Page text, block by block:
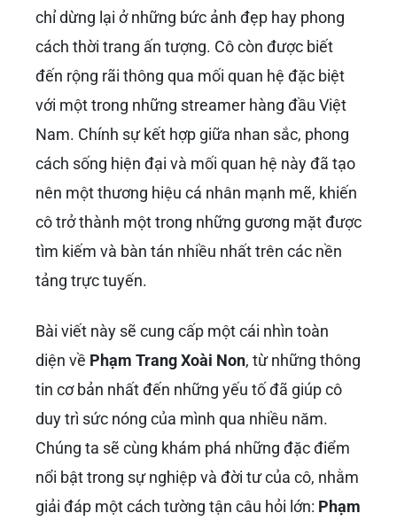
chỉ dừng lại ở những bức ảnh đẹp hay phong
cách thời trang ấn tượng. Cô còn được biết
đến rộng rãi thông qua mối quan hệ đặc biệt
với một trong những streamer hàng đầu Việt
Nam. Chính sự kết hợp giữa nhan sắc, phong
cách sống hiện đại và mối quan hệ này đã tạo
nên một thương hiệu cá nhân mạnh mẽ, khiến
cô trở thành một trong những gương mặt được
tìm kiếm và bàn tán nhiều nhất trên các nền
tảng trực tuyến.
Bài viết này sẽ cung cấp một cái nhìn toàn
diện về Phạm Trang Xoài Non, từ những thông
tin cơ bản nhất đến những yếu tố đã giúp cô
duy trì sức nóng của mình qua nhiều năm.
Chúng ta sẽ cùng khám phá những đặc điểm
nổi bật trong sự nghiệp và đời tư của cô, nhằm
giải đáp một cách tường tận câu hỏi lớn: Phạm